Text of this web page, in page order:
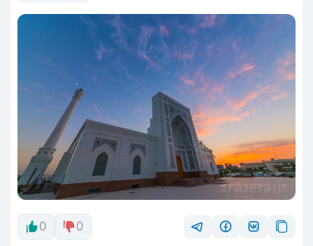
0 0